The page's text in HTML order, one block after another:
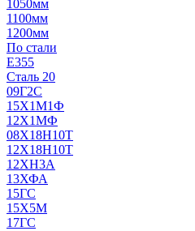
1050мм
1100мм
1200мм
По стали
E355
Сталь 20
09Г2С
15Х1М1Ф
12Х1МФ
08Х18Н10Т
12Х18Н10Т
12ХН3А
13ХФА
15ГС
15Х5М
17ГС